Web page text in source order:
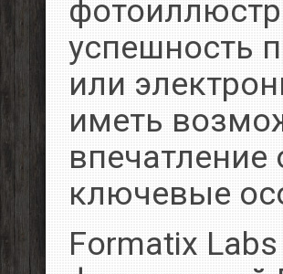
успешность
или
иметь
впечатление
ключевые
Formatix